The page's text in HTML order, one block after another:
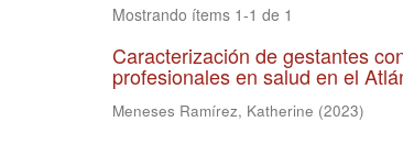
Mostrando ítems 1-1 de 1
Caracterización de gestantes
profesionales en salud en el
Meneses Ramírez, Katherine (2023)